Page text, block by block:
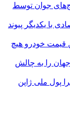
به زوج‌های جوان توسط
با یکدیگر پیوند
قیمت خودرو هیچ
جهان را به چالش
پول ملی ژاپن